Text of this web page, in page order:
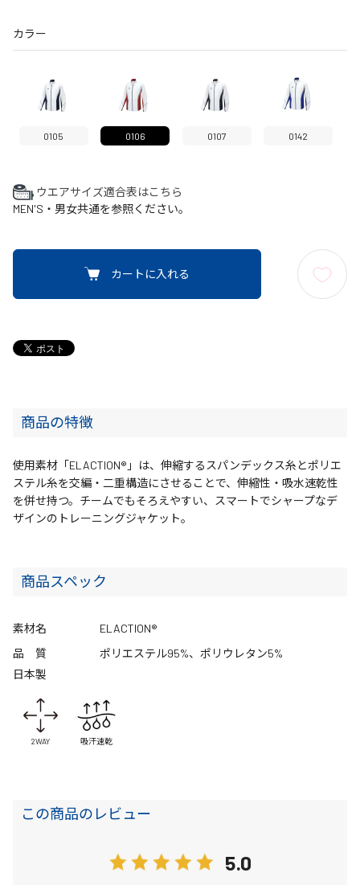
カラー
0105 0106 0107 0142
ウエアサイズ適合表はこちら
MEN'S・男女共通を参照ください。
カートに入れる
商品の特徴
使用素材「ELACTION®」は、伸縮するスパンデックス糸とポリエ
ステル糸を交編・二重構造にさせることで、伸縮性・吸水速乾性
を併せ持つ。チームでもそろえやすい、スマートでシャープなデ
ザインのトレーニングジャケット。
商品スペック
素材名
ELACTION®
品 質
ポリエステル95%、ポリウレタン5%
日本製
2WAY 吸汗速乾
この商品のレビュー
5.0